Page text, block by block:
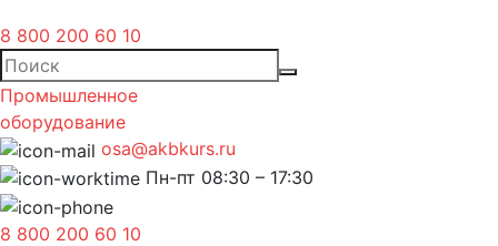
8 800 200 60 10
Промышленное
оборудование
osa@akbkurs.ru
Пн-пт 08:30 – 17:30
8 800 200 60 10